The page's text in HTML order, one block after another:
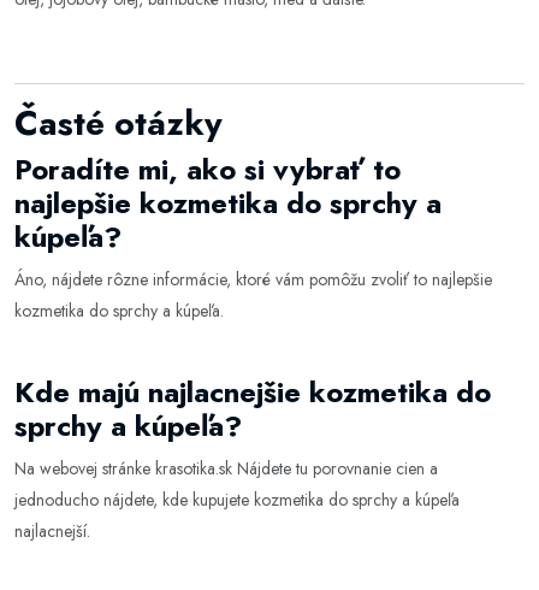
Časté otázky
Poradíte mi, ako si vybrať to
najlepšie kozmetika do sprchy a
kúpeľa?
Áno, nájdete rôzne informácie, ktoré vám pomôžu zvoliť to najlepšie
kozmetika do sprchy a kúpeľa.
Kde majú najlacnejšie kozmetika do
sprchy a kúpeľa?
Na webovej stránke krasotika.sk Nájdete tu porovnanie cien a
jednoducho nájdete, kde kupujete kozmetika do sprchy a kúpeľa
najlacnejší.